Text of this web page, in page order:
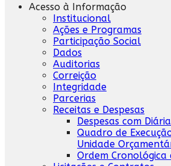
Acesso à Informação
Institucional
Ações e Programas
Participação Social
Dados
Auditorias
Correição
Integridade
Parcerias
Receitas e Despesas
Despesas com
Quadro de
Unidade
Ordem Cronológica